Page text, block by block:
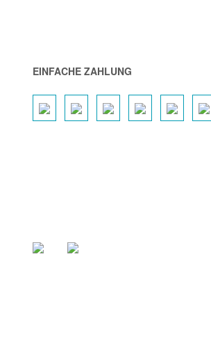
EINFACHE ZAHLUNG